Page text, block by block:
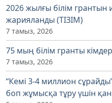
2026 жылғы білім грантын
жарияланды (ТІЗІМ)
7 тамыз, 2026
75 мың білім гранты
7 тамыз, 2026
“Кемі 3-4 миллион
боп жұмысқа тұру үшін